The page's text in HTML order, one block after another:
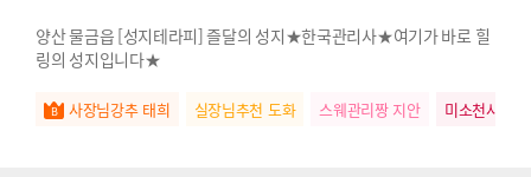
양산 물금읍 [성지테라피] 즐달의 성지★한국관리사★여기가 바로 힐
링의 성지입니다★
사장님강추 태희 실장님추천 도화 스웨관리짱 지안 미소천사 유리